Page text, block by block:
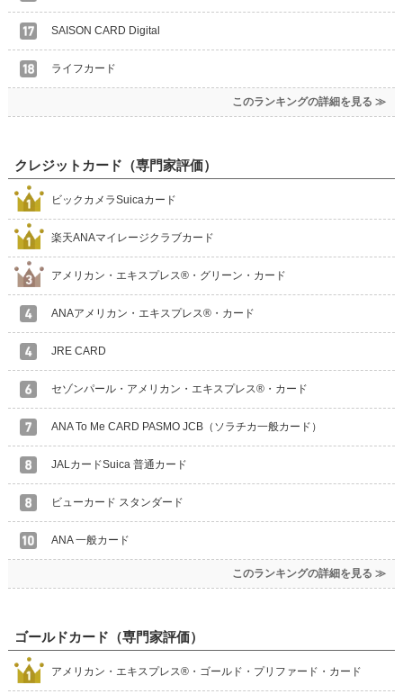
SAISON CARD Digital
ライフカード
このランキングの詳細を見る ≫
クレジットカード（専門家評価）
ビックカメラSuicaカード
楽天ANAマイレージクラブカード
アメリカン・エキスプレス®・グリーン・カード
ANAアメリカン・エキスプレス®・カード
JRE CARD
セゾンパール・アメリカン・エキスプレス®・カード
ANA To Me CARD PASMO JCB（ソラチカ一般カード）
JALカードSuica 普通カード
ビューカード スタンダード
ANA 一般カード
このランキングの詳細を見る ≫
ゴールドカード（専門家評価）
アメリカン・エキスプレス®・ゴールド・プリファード・カード